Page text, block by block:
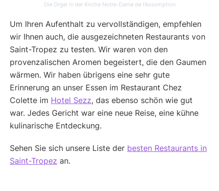
Die Orgel in der Kirche Notre-Dame de l’Assomption
Um Ihren Aufenthalt zu vervollständigen, empfehlen
wir Ihnen auch, die ausgezeichneten Restaurants von
Saint-Tropez zu testen. Wir waren von den
provenzalischen Aromen begeistert, die den Gaumen
wärmen. Wir haben übrigens eine sehr gute
Erinnerung an unser Essen im Restaurant Chez
Colette im Hotel Sezz, das ebenso schön wie gut
war. Jedes Gericht war eine neue Reise, eine kühne
kulinarische Entdeckung.
Sehen Sie sich unsere Liste der besten Restaurants in
Saint-Tropez an.